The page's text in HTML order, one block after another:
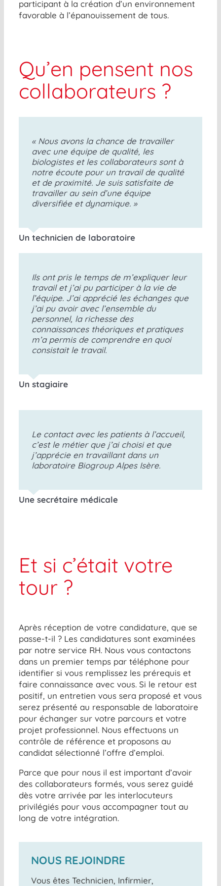
participant à la création d’un environnement
favorable à l’épanouissement de tous.
Qu’en pensent nos
collaborateurs ?
« Nous avons la chance de travailler
avec une équipe de qualité, les
biologistes et les collaborateurs sont à
notre écoute pour un travail de qualité
et de proximité. Je suis satisfaite de
travailler au sein d’une équipe
diversifiée et dynamique. »
Un technicien de laboratoire
Ils ont pris le temps de m’expliquer leur
travail et j’ai pu participer à la vie de
l’équipe. J’ai apprécié les échanges que
j’ai pu avoir avec l’ensemble du
personnel, la richesse des
connaissances théoriques et pratiques
m’a permis de comprendre en quoi
consistait le travail.
Un stagiaire
Le contact avec les patients à l’accueil,
c’est le métier que j’ai choisi et que
j’apprécie en travaillant dans un
laboratoire Biogroup Alpes Isère.
Une secrétaire médicale
Et si c’était votre
tour ?
Après réception de votre candidature, que se
passe-t-il ? Les candidatures sont examinées
par notre service RH. Nous vous contactons
dans un premier temps par téléphone pour
identifier si vous remplissez les prérequis et
faire connaissance avec vous. Si le retour est
positif, un entretien vous sera proposé et vous
serez présenté au responsable de laboratoire
pour échanger sur votre parcours et votre
projet professionnel. Nous effectuons un
contrôle de référence et proposons au
candidat sélectionné l’offre d’emploi.
Parce que pour nous il est important d’avoir
des collaborateurs formés, vous serez guidé
dès votre arrivée par les interlocuteurs
privilégiés pour vous accompagner tout au
long de votre intégration.
NOUS REJOINDRE
Vous êtes Technicien, Infirmier,